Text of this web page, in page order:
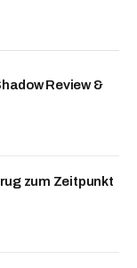
Review &
zum Zeitpunkt